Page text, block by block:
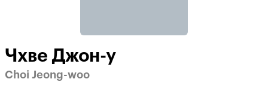
Чхве Джон-у
Choi Jeong-woo